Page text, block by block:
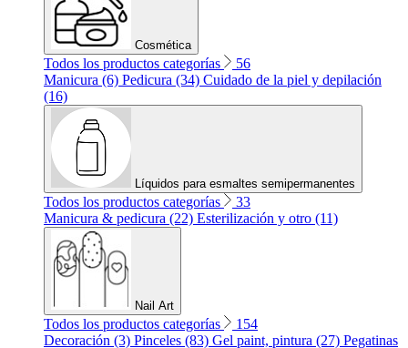
Cosmética
Todos los productos categorías
56
Manicura (6) Pedicura (34) Cuidado de la piel y depilación
(16)
Líquidos para esmaltes semipermanentes
Todos los productos categorías
33
Manicura & pedicura (22) Esterilización y otro (11)
Nail Art
Todos los productos categorías
154
Decoración (3) Pinceles (83) Gel paint, pintura (27) Pegatinas